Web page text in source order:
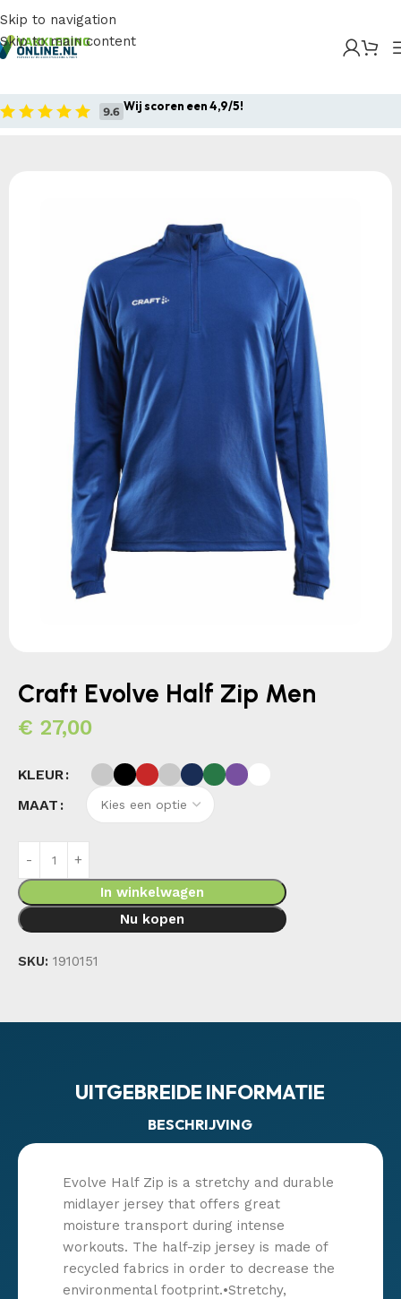
Skip to navigation
Skip to main content
Wij scoren een 4,9/5!
Zip Men
Craft Evolve Half Zip Men
€ 27,00
KLEUR
MAAT
In winkelwagen
Nu kopen
SKU: 1910151
UITGEBREIDE INFORMATIE
BESCHRIJVING
Evolve Half Zip is a stretchy and durable
midlayer jersey that offers great
moisture transport during intense
workouts. The half-zip jersey is made of
recycled fabrics in order to decrease the
environmental footprint.•Stretchy,